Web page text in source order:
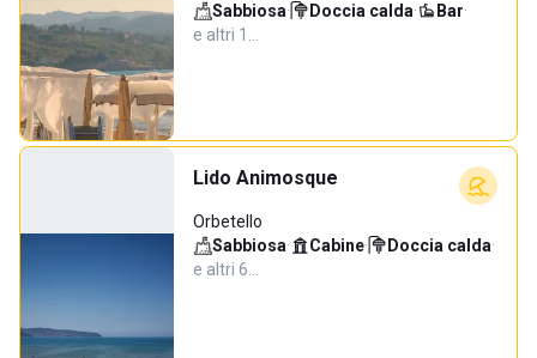
Sabbiosa· Doccia calda· Bar·
e altri 1…
Lido Animosque
Orbetello
Sabbiosa· Cabine· Doccia calda·
e altri 6…